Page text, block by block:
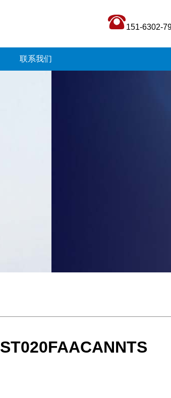
151-6302-
联系我们
ST020FAACANNTS